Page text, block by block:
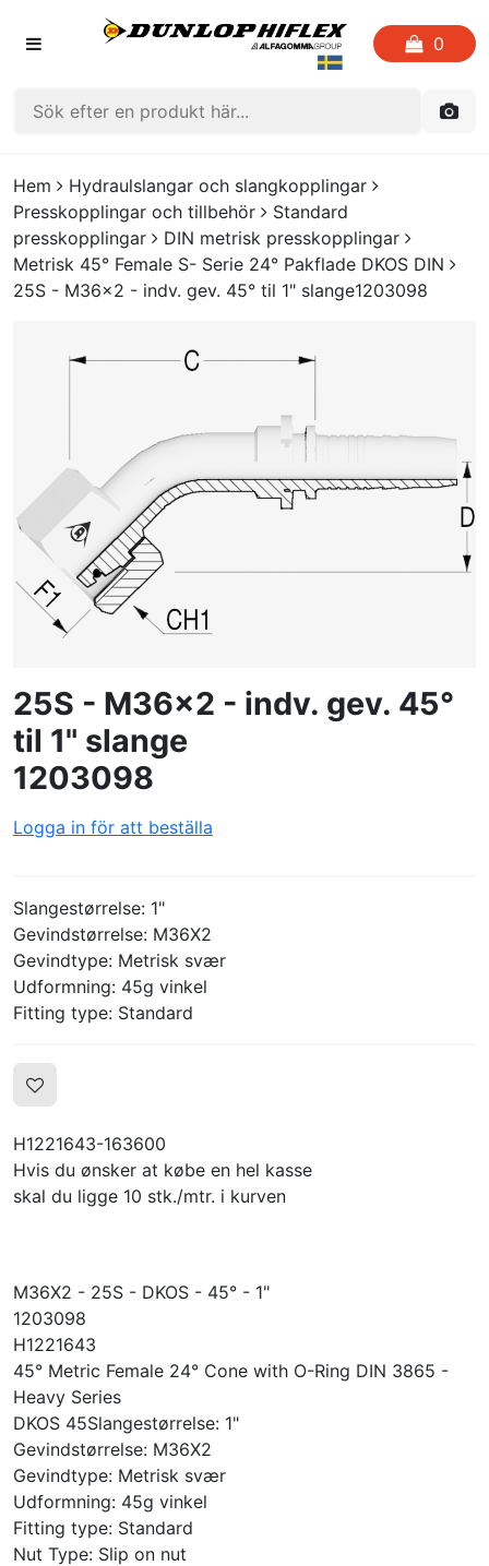
0
HEM
FAVORITLISTOR
KATALOGER
SKAPA PROFIL
Hem
Hydraulslangar och slangkopplingar
Presskopplingar och tillbehör
Standard
presskopplingar
DIN metrisk presskopplingar
Metrisk 45° Female S- Serie 24° Pakflade DKOS DIN
25S - M36x2 - indv. gev. 45° til 1" slange1203098
25S - M36x2 - indv. gev. 45°
til 1" slange
1203098
Logga in för att beställa
Slangestørrelse: 1"
Gevindstørrelse: M36X2
Gevindtype: Metrisk svær
Udformning: 45g vinkel
Fitting type: Standard
H1221643-163600
Hvis du ønsker at købe en hel kasse
skal du ligge 10 stk./mtr. i kurven
M36X2 - 25S - DKOS - 45° - 1"
1203098
H1221643
45° Metric Female 24° Cone with O-Ring DIN 3865 -
Heavy Series
DKOS 45Slangestørrelse: 1"
Gevindstørrelse: M36X2
Gevindtype: Metrisk svær
Udformning: 45g vinkel
Fitting type: Standard
Nut Type: Slip on nut